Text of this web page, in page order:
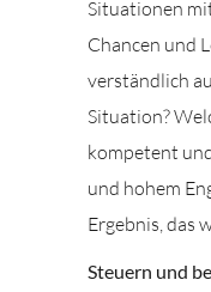
Situationen
Chancen und
verständlich
Situation?
kompetent
und hohem
Ergebnis, das
Steuern und